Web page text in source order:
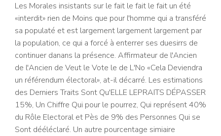
Les Morales insistants sur le fait le fait le fait un été
«interdit» rien de Moins que pour l'homme qui a transféré
sa populaté et est largement largement largement par
la population, ce qui a forcé à enterrer ses duesirrs de
continuer danans la présence. Affirmateur de l'Ancien
de l'Ancien de Veut le Vote le de L'No «Cela Deviendra
un référendum électoral», at-il décarré. Les estimations
des Derniers Traits Sont Qu'ELLE LEPRAITS DÉPASSER
15%, Un Chiffre Qui pour le pourrez, Qui représent 40%
du Rôle Electoral et Pès de 9% des Personnes Qui se
Sont dééléclaré. Un autre pourcentage simiaire